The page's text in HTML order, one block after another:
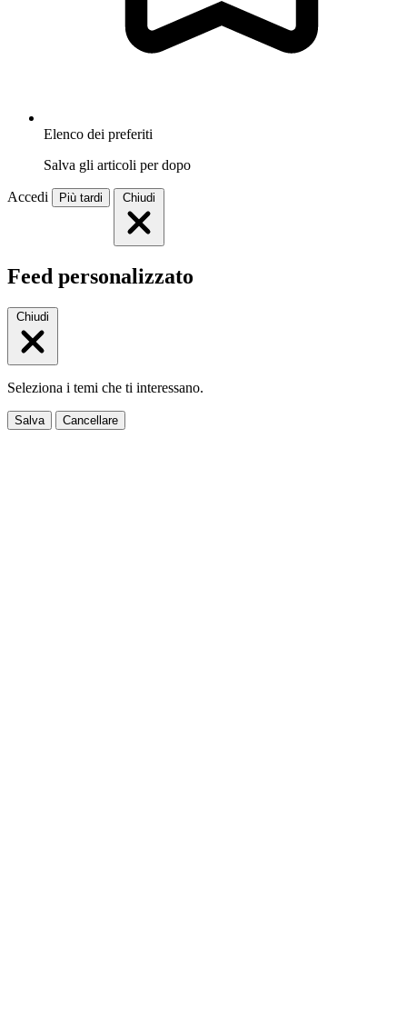
Elenco dei preferiti
Salva gli articoli per dopo
Accedi Più tardi Chiudi
Feed personalizzato
Chiudi
Seleziona i temi che ti interessano.
Salva Cancellare